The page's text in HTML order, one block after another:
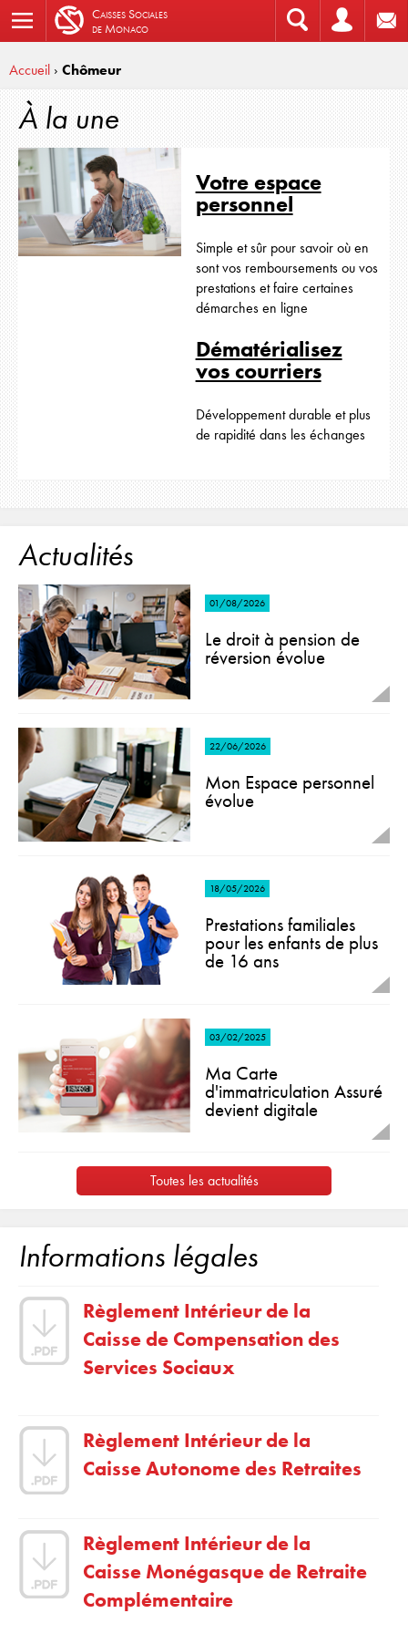
CaissesSociales
de Monaco
Accueil › Chômeur
À la une
Votre espace
personnel
Simple et sûr pour savoir où en
sont vos remboursements ou vos
prestations et faire certaines
démarches en ligne
Dématérialisez
vos courriers
Développement durable et plus
de rapidité dans les échanges
Actualités
01/08/2026
Le droit à pension de
réversion évolue
22/06/2026
Mon Espace personnel
évolue
18/05/2026
Prestations familiales
pour les enfants de plus
de 16 ans
03/02/2025
Ma Carte
d'immatriculation Assuré
devient digitale
Toutes les actualités
Informations légales
Règlement Intérieur de la
Caisse de Compensation des
Services Sociaux
Règlement Intérieur de la
Caisse Autonome des Retraites
Règlement Intérieur de la
Caisse Monégasque de Retraite
Complémentaire